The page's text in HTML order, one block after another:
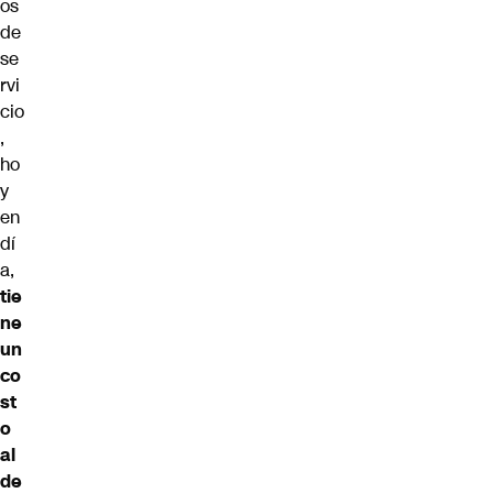
os
de
se
rvi
cio
,
ho
y
en
dí
a,
tie
ne
un
co
st
o
al
de